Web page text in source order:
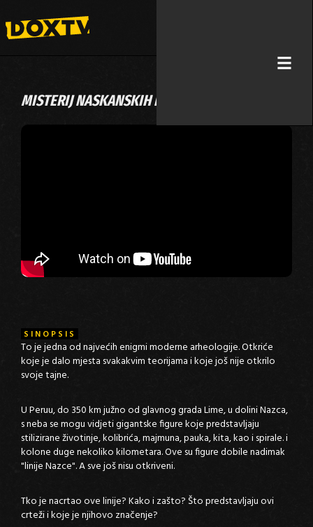
MISTERIJ NASKANSKIH LINIJA
SINOPSIS
To je jedna od najvećih enigmi moderne arheologije. Otkriće
koje je dalo mjesta svakakvim teorijama i koje još nije otkrilo
svoje tajne.
U Peruu, do 350 km južno od glavnog grada Lime, u dolini Nazca,
s neba se mogu vidjeti gigantske figure koje predstavljaju
stilizirane životinje, kolibrića, majmuna, pauka, kita, kao i spirale. i
kolone duge nekoliko kilometara. Ove su figure dobile nadimak
"linije Nazce". A sve još nisu otkriveni.
Tko je nacrtao ove linije? Kako i zašto? Što predstavljaju ovi
crteži i koje je njihovo značenje?